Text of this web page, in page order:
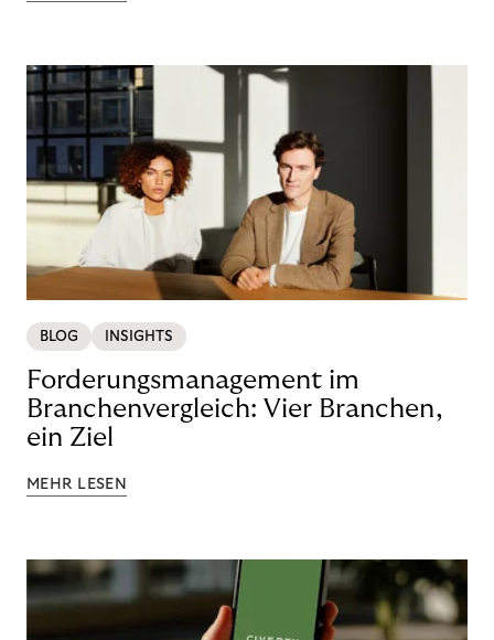
BLOG INSIGHTS
Forderungsmanagement im
Branchenvergleich: Vier Branchen,
ein Ziel
MEHR LESEN